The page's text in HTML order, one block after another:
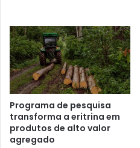
Programa de pesquisa
transforma a eritrina em
produtos de alto valor
agregado